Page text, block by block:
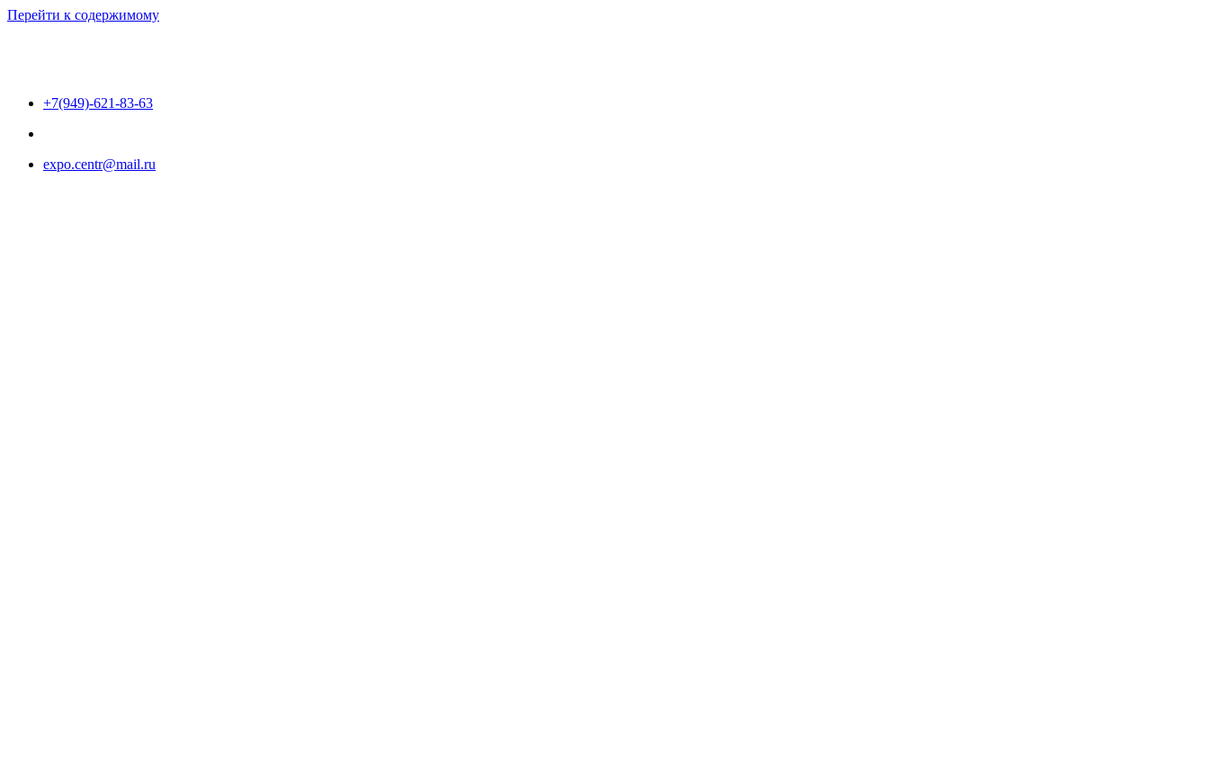
Перейти к содержимому
+7(949)-621-83-63
expo.centr@mail.ru